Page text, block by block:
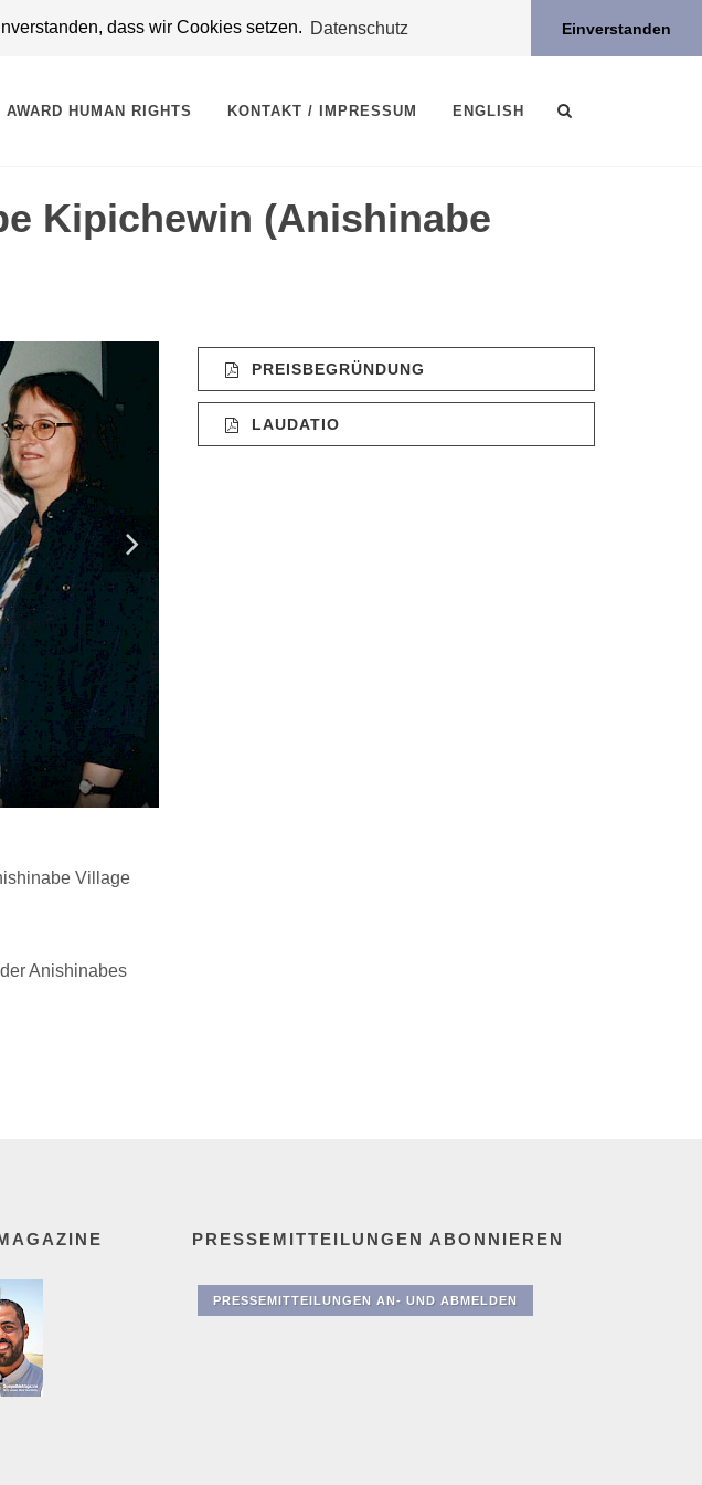
dass wir Cookies setzen. Datenschutz Einverstanden
AWARD HUMAN RIGHTS KONTAKT / IMPRESSUM ENGLISH
Kipichewin (Anishinabe
Village
Anishinabes
PREISBEGRÜNDUNG
LAUDATIO
PRESSEMITTEILUNGEN ABONNIEREN
PRESSEMITTEILUNGEN AN- UND ABMELDEN